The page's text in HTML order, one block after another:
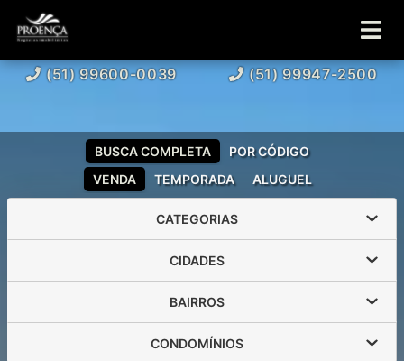
(51) 99600-0039 (51) 99947-2500
VENDA TEMPORADA ALUGUEL
BUSCA COMPLETA POR CÓDIGO
CATEGORIAS
CIDADES
BAIRROS
CONDOMÍNIOS